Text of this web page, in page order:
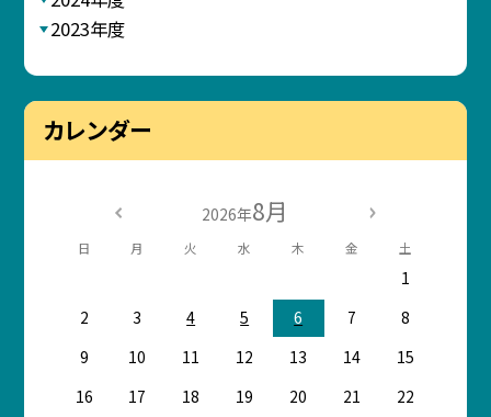
2023年度
カレンダー
2026年8月
日 月 火 水 木 金 土
1
2
3 4 5 6 7
8
9
10 11 12 13 14
15
16
17 18 19 20 21
22